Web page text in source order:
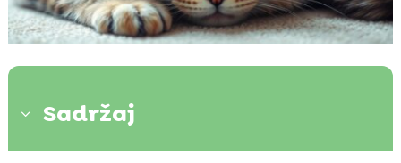
3 Sadržaj